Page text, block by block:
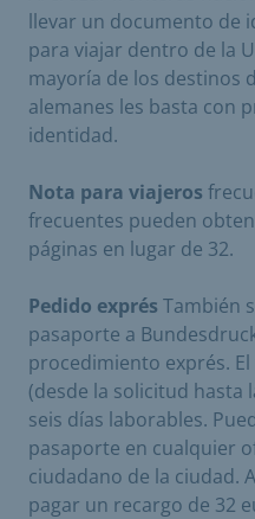
llevar un documento de
para viajar dentro de la
mayoría de los destinos
alemanes les basta con
identidad.
Nota para viajeros
frecuentes pueden
páginas en lugar de 32.
Pedido exprés También
pasaporte a
procedimiento exprés.
(desde la solicitud hasta
seis días laborables.
pasaporte en cualquier
ciudadano de la ciudad.
pagar un recargo de 32